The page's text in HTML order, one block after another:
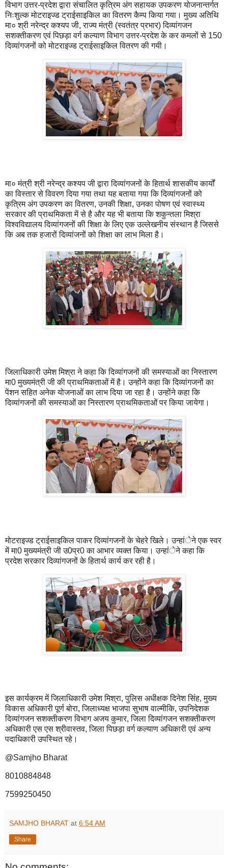
विभाग उत्तर-प्रदेश द्वारा संचालित कृत्रिम अंग सहायक उपकरण योजनान्तर्गत
निःशुल्क मोटराइज्ड ट्राईसाइकिल का वितरण कैम्प किया गया। मुख्य अतिथि
मा० श्री नरेन्द्र कश्यप जी, राज्य मंत्री (स्वतंत्र प्रभार) दिव्यांगजन
सशक्तीकरण एवं पिछड़ा वर्ग कल्याण विभाग उत्तर-प्रदेश के कर कमलों से 150
दिव्यांगजनों को मोटराइज्ड ट्राईसाइकिल वितरण की गयी।
मा० मंत्री श्री नरेन्द्र कश्यप जी द्वारा दिव्यांगजनों के हितार्थ शासकीय कार्यों
का विस्तार से विवरण दिया गया तथा यह बताया गया कि दिव्यांगजनों को
कृत्रिम अंग उपकरण का वितरण, उनकी शिक्षा, उनका पोषण एवं स्वास्थ्य
सरकार की प्राथमिकता में से है और यह भी बताया कि शकुन्तला मिश्रा
विश्वविद्यालय दिव्यांगजनों की शिक्षा के लिए एक उल्लेखनीय संस्थान है जिससे
कि अब तक हजारों दिव्यांजनों को शिक्षा का लाभ मिला है।
जिलाधिकारी उमेश मिश्रा ने कहा कि दिव्यांगजनों की समस्याओं का निस्तारण
मा0 मुख्यमंत्री जी की प्राथमिकताओं में है। उन्होंने कहा कि दिव्यांगजनों का
पेंशन सहित अनेक योजनाओं का लाभ दिया जा रहा है। उन्होंने कहा कि
दिव्यांगजनों की समस्याओं का निस्तारण प्राथमिकताओं पर किया जायेगा।
मोटराइज्ड ट्राईसाइकिल पाकर दिव्यांगजनों के चेहरे खिले। उन्हांेने एक स्वर
में मा0 मुख्यमंत्री जी उ0प्र0 का आभार व्यक्त किया। उन्हांेने कहा कि
प्रदेश सरकार दिव्यांगजनों के हितार्थ कार्य कर रही है।
इस कार्यक्रम में जिलाधिकारी उमेश मिश्रा, पुलिस अधीक्षक दिनेश सिंह, मुख्य
विकास अधिकारी पूर्ण बोरा, जिलाध्यक्ष भाजपा सुभाष वाल्मीकि, उपनिदेशक
दिव्यांगजन सशक्तीकरण विभाग अजय कुमार, जिला दिव्यांगजन सशक्तीकरण
अधिकारी एस एस श्रीवास्तव, जिला पिछड़ा वर्ग कल्याण अधिकारी एवं अन्य
पदाधिकारी उपस्थित रहे।
@Samjho Bharat
8010884848
7599250450
SAMJHO BHARAT at 6:54 AM
Share